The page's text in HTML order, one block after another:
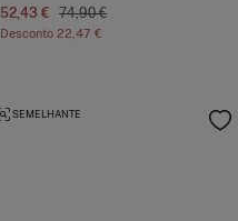
52,43 € 74,90 €
Desconto 22,47 €
SEMELHANTE